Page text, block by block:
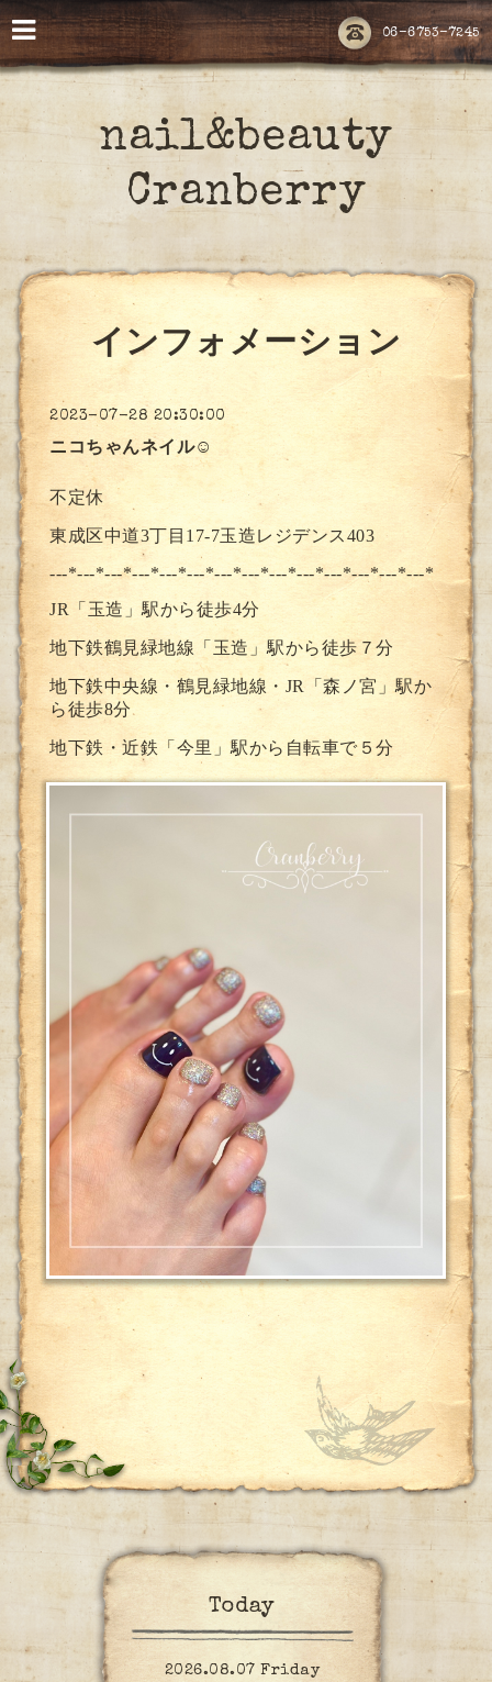
06-6753-7245
nail&beauty
Cranberry
インフォメーション
2023-07-28 20:30:00
ニコちゃんネイル☺︎
不定休
東成区中道3丁目17-7玉造レジデンス403
---*---*---*---*---*---*---*---*---*---*---*---*---*---*
JR「玉造」駅から徒歩4分
地下鉄鶴見緑地線「玉造」駅から徒歩７分
地下鉄中央線・鶴見緑地線・JR「森ノ宮」駅か
ら徒歩8分
地下鉄・近鉄「今里」駅から自転車で５分
Today
2026.08.07 Friday